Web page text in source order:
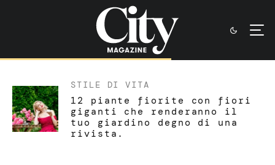
STILE DI VITA
12 piante fiorite con fiori
giganti che renderanno il
tuo giardino degno di una
rivista.